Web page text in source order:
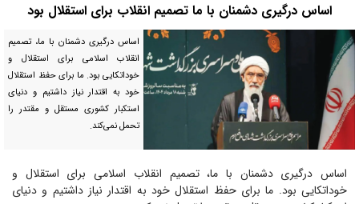
اساس درگیری دشمنان با ما تصمیم انقلاب برای استقلال بود
اساس درگیری دشمنان با ما، تصمیم
انقلاب اسلامی برای استقلال و
خوداتکایی بود. ما برای حفظ استقلال
خود به اقتدار نیاز داشتیم و دنیای
استکبار کشوری مستقل و مقتدر را
تحمل نمی‌کند.
اساس درگیری دشمنان با ما، تصمیم انقلاب اسلامی برای استقلال و
خوداتکایی بود. ما برای حفظ استقلال خود به اقتدار نیاز داشتیم و دنیای